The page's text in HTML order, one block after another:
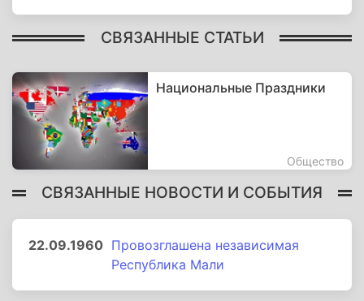
СВЯЗАННЫЕ СТАТЬИ
Национальные Праздники
Общество
СВЯЗАННЫЕ НОВОСТИ И СОБЫТИЯ
22.09.1960 Провозглашена независимая
Республика Мали